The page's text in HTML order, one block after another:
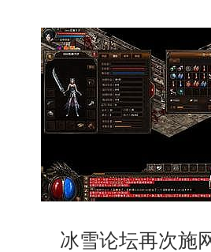
冰雪论坛再次施